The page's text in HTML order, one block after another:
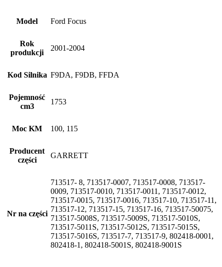
Model Ford Focus
Rok
produkcji
2001-2004
Kod Silnika F9DA, F9DB, FFDA
Pojemność
cm3
1753
Moc KM 100, 115
Producent
części
GARRETT
Nr na części
713517- 8, 713517-0007, 713517-0008, 713517-
0009, 713517-0010, 713517-0011, 713517-0012,
713517-0015, 713517-0016, 713517-10, 713517-11,
713517-12, 713517-15, 713517-16, 713517-50075,
713517-5008S, 713517-5009S, 713517-5010S,
713517-5011S, 713517-5012S, 713517-5015S,
713517-5016S, 713517-7, 713517-9, 802418-0001,
802418-1, 802418-5001S, 802418-9001S